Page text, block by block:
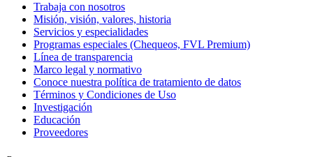
Trabaja con nosotros
Misión, visión, valores, historia
Servicios y especialidades
Programas especiales (Chequeos, FVL Premium)
Línea de transparencia
Marco legal y normativo
Conoce nuestra política de tratamiento de datos
Términos y Condiciones de Uso
Investigación
Educación
Proveedores